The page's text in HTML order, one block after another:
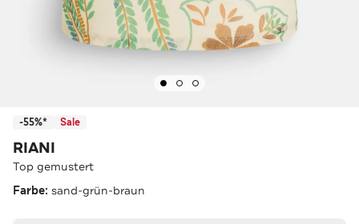
-55%* Sale
RIANI
Top gemustert
Farbe: sand-grün-braun